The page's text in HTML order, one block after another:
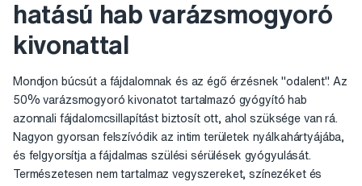
hatású hab varázsmogyoró
kivonattal
Mondjon búcsút a fájdalomnak és az égő érzésnek "odalent". Az
50% varázsmogyoró kivonatot tartalmazó gyógyító hab
azonnali fájdalomcsillapítást biztosít ott, ahol szüksége van rá.
Nagyon gyorsan felszívódik az intim területek nyálkahártyájába,
és felgyorsítja a fájdalmas szülési sérülések gyógyulását.
Természetesen nem tartalmaz vegyszereket, színezéket és